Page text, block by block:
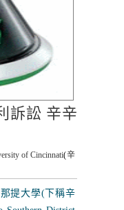
訴訟 辛辛
of Cincinnati(辛
提大學(下稱辛